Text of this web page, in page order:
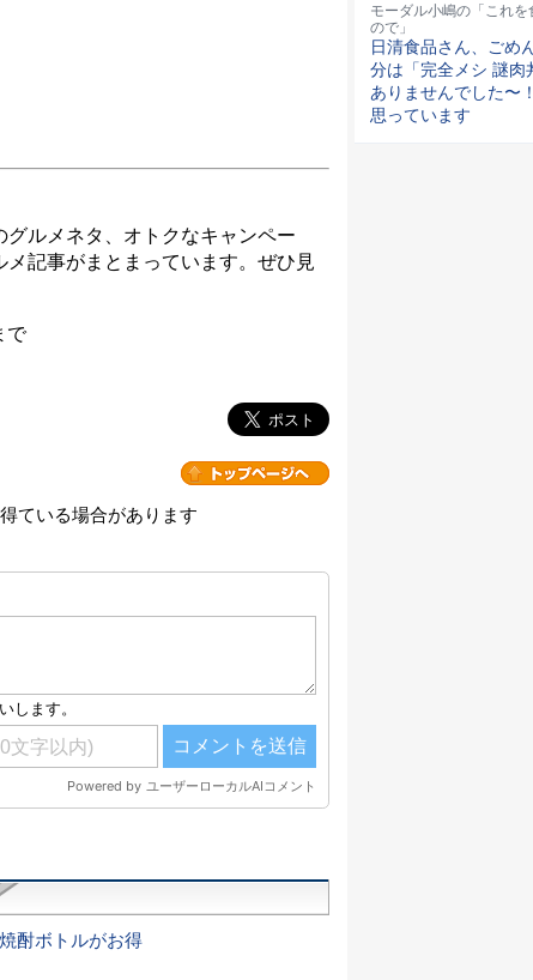
ルメネタ、オトクなキャンペー
メ記事がまとまっています。ぜひ見
で
ている場合があります
酎ボトルがお得
モーダル小嶋の「これを
ので」
日清食品さん、ごめ
分は「完全メシ 謎肉
ありませんでした〜
思っています